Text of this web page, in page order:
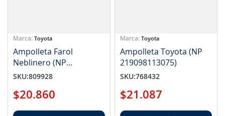
Toyota
Ampolleta Farol
Neblinero (NP
219098113090)
SKU:809928
$20.860
Toyota
Ampolleta Toyota (NP
219098113075)
SKU:768432
$21 .087